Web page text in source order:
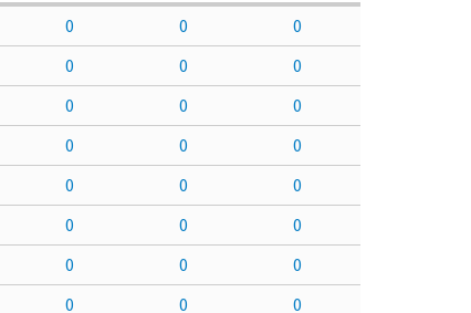
0 0 0
0 0 0
0 0 0
0 0 0
0 0 0
0 0 0
0 0 0
0 0 0